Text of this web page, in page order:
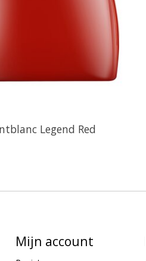
Legend Red
Mijn account